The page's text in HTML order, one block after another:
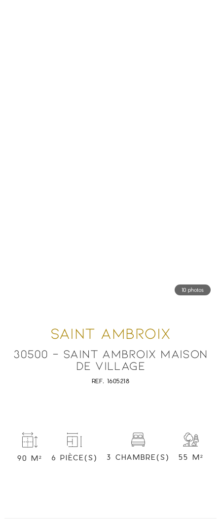
10 photos
SAINT AMBROIX
30500 - SAINT AMBROIX MAISON
DE VILLAGE
REF. 1605218
90 M² 6 PIÈCE(S) 3 CHAMBRE(S) 55 M²